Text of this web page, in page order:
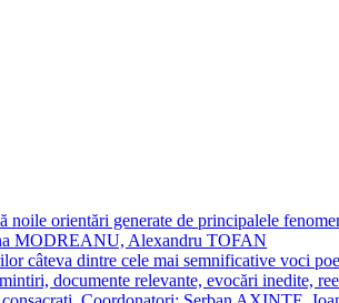
noile orientări generate de principalele
MODREANU, Alexandru TOFAN
câteva dintre cele mai semnificative voci
documente relevante, evocări